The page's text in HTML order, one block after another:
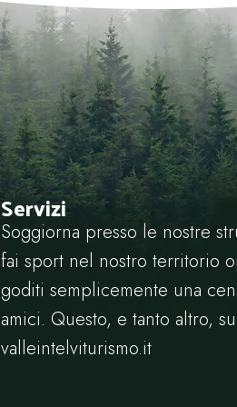
Servizi
Soggiorna presso le nostre
fai sport nel nostro territorio
goditi semplicemente una
amici. Questo, e tanto altro, su
valleintelviturismo.it